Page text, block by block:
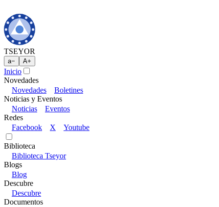
TSEYOR
a− A+
Inicio
Novedades
Novedades
Boletines
Noticias y Eventos
Noticias
Eventos
Redes
Facebook
X Youtube
Biblioteca
Biblioteca Tseyor
Blogs
Blog
Descubre
Descubre
Documentos